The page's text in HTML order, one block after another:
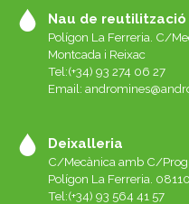
Nau de reutilització
Polígon La Ferreria. C/
Montcada i Reixac
Tel:(+34) 93 274 06 27
Email:
Deixalleria
C/Mecànica amb C/
Polígon La Ferreria.
Tel:(+34) 93 564 41 57